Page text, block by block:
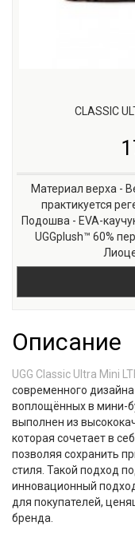
CLASSIC
Материал верха -
практикуется
Подошва - EVA-
UGGplush™ 60%
Описание
UGG Classic Ultra Mini
современного
воплощённых в мини-
выполнен из
которая сочетает в
позволяя сохранить
стиля. Такой подход
инновационный
для покупателей,
бренда.